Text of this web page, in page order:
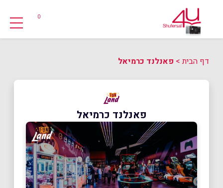
0
דף הבית> פאנלנד כרמיאל
פאנלנד כרמיאל